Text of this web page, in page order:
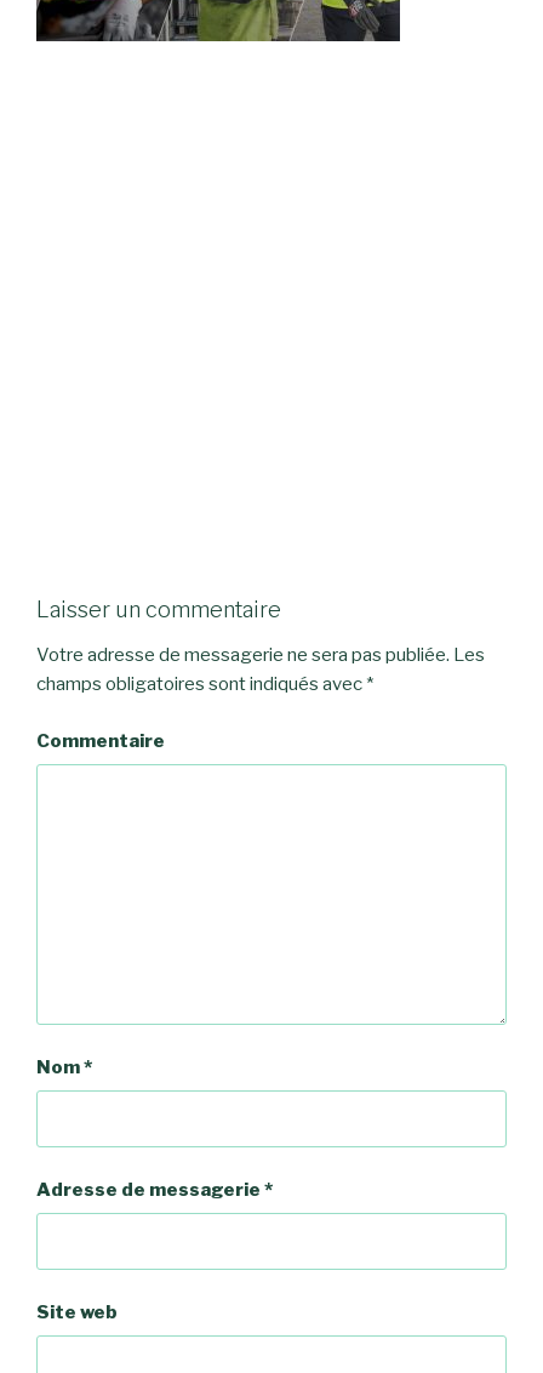
Laisser un commentaire
Votre adresse de messagerie ne sera pas publiée. Les
champs obligatoires sont indiqués avec *
Commentaire
Nom*
Adresse de messagerie *
Site web